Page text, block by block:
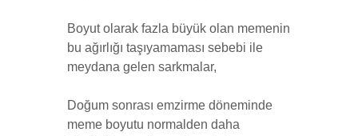
Boyut olarak fazla büyük olan memenin
bu ağırlığı taşıyamaması sebebi ile
meydana gelen sarkmalar,
Doğum sonrası emzirme döneminde
meme boyutu normalden daha